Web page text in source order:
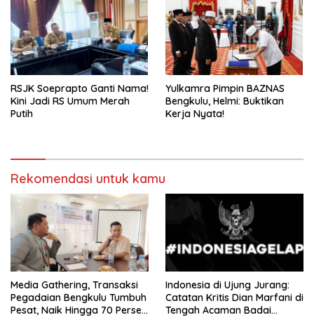
RSJK Soeprapto Ganti Nama!
Kini Jadi RS Umum Merah
Putih
Yulkamra Pimpin BAZNAS
Bengkulu, Helmi: Buktikan
Kerja Nyata!
Rekomendasi untuk kamu
Media Gathering, Transaksi
Pegadaian Bengkulu Tumbuh
Pesat, Naik Hingga 70 Persen
Indonesia di Ujung Jurang:
Catatan Kritis Dian Marfani di
Tengah Acaman Badai